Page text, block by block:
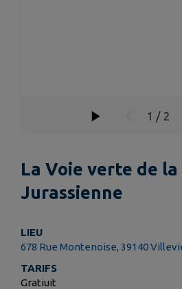
1 / 2
La Voie verte de la
Jurassienne
LIEU
678 Rue Montenoise, 39140
TARIFS
Gratiuit